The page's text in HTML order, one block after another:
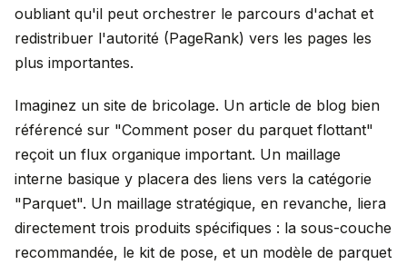
oubliant qu'il peut orchestrer le parcours d'achat et
redistribuer l'autorité (PageRank) vers les pages les
plus importantes.
Imaginez un site de bricolage. Un article de blog bien
référencé sur "Comment poser du parquet flottant"
reçoit un flux organique important. Un maillage
interne basique y placera des liens vers la catégorie
"Parquet". Un maillage stratégique, en revanche, liera
directement trois produits spécifiques : la sous-couche
recommandée, le kit de pose, et un modèle de parquet